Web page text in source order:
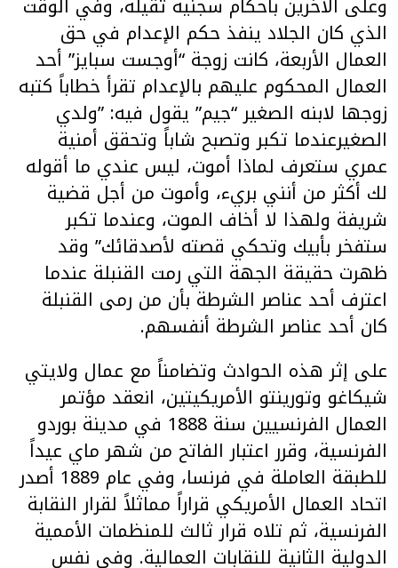
الذي كان الجلاد ينفذ حكم الإعدام في حق
العمال الأربعة، كانت زوجة “أوجست سبايز” أحد
العمال المحكوم عليهم بالإعدام تقرأ خطاباً كتبه
زوجها لابنه الصغير “جيم” يقول فيه: ”ولدي
الصغيرعندما تكبر وتصبح شاباً وتحقق أمنية
عمري ستعرف لماذا أموت، ليس عندي ما أقوله
لك أكثر من أنني بريء، وأموت من أجل قضية
شريفة ولهذا لا أخاف الموت، وعندما تكبر
ستفخر بأبيك وتحكي قصته لأصدقائك” وقد
ظهرت حقيقة الجهة التي رمت القنبلة عندما
اعترف أحد عناصر الشرطة بأن من رمى القنبلة
كان أحد عناصر الشرطة أنفسهم.
على إثر هذه الحوادث وتضامناً مع عمال ولايتي
شيكاغو وتورينتو الأمريكيتين، انعقد مؤتمر
العمال الفرنسيين سنة 1888 في مدينة بوردو
الفرنسية، وقرر اعتبار الفاتح من شهر ماي عيداً
للطبقة العاملة في فرنسا، وفي عام 1889 أصدر
اتحاد العمال الأمريكي قراراً مماثلاً لقرار النقابة
الفرنسية، ثم تلاه قرار ثالث للمنظمات الأممية
الدولية الثانية للنقابات العمالية. وفي نفس